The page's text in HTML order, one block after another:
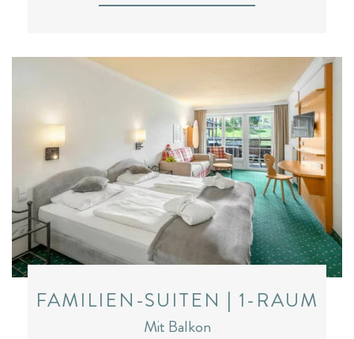
FAMILIEN-SUITEN | 1-RAUM
Mit Balkon
E-Bikes & Radtouren
Fitness & Yoga
Tagesgäste